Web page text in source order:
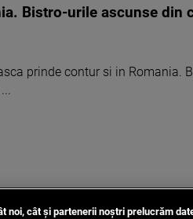
Bistro-urile ascunse din
prinde contur si in Romania.
1
noi, cât și partenerii noștri prelucrăm